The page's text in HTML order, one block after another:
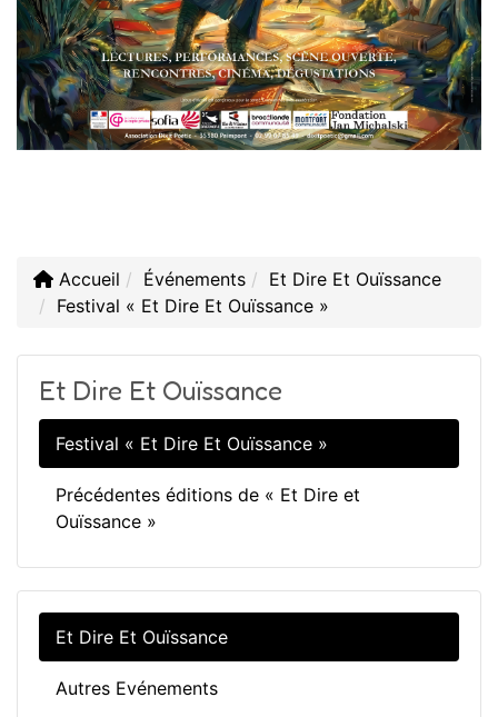
Accueil Événements
Et Dire Et Ouïssance
Festival « Et Dire Et Ouïssance »
Et Dire Et Ouïssance
Festival « Et Dire Et Ouïssance »
Précédentes éditions de « Et Dire et
Ouïssance »
Et Dire Et Ouïssance
Autres Evénements